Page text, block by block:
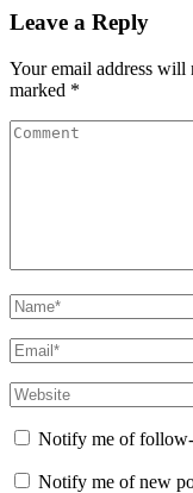
Leave a Reply
Your email address will
marked *
Notify me of
Notify me of new